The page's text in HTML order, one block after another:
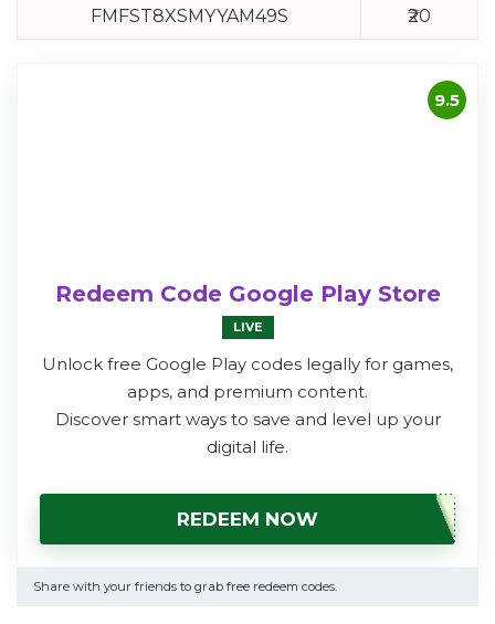
FMFST8XSMYYAM49S ₹20
9.5
Redeem Code Google Play Store
LIVE
Unlock free Google Play codes legally for games,
apps, and premium content.
Discover smart ways to save and level up your
digital life.
REDEEM NOW
Share with your friends to grab free redeem codes.